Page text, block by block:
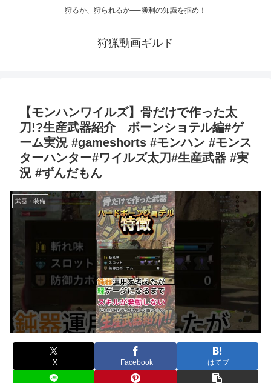
狩るか、狩られるか──勝利の知識を掴め！
狩猟動画ギルド
【モンハンワイルズ】骨だけで作った太
刀!?生産武器紹介 ボーンショテル編#ゲ
ーム実況 #gameshorts #モンハン #モンス
ターハンター#ワイルズ太刀#生産武器 #実
況 #ずんだもん
武器・装備
X Facebook はてブ